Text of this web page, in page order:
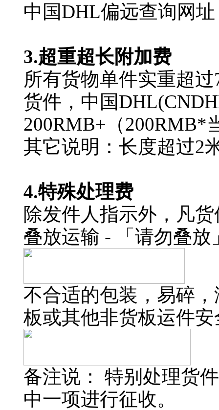
中国DHL偏远查询网
3.超重超长附加费
所有货物单件实重超
货件，中国
200RMB+（200RMB*
其它说明：长度超过2
4.特殊处理费
除发件人指示外，凡
叠放运输 - 「请勿叠放
不合适的包装，易碎
板或其他非货板运件
备注说： 特别处理货
中一项进行征收。